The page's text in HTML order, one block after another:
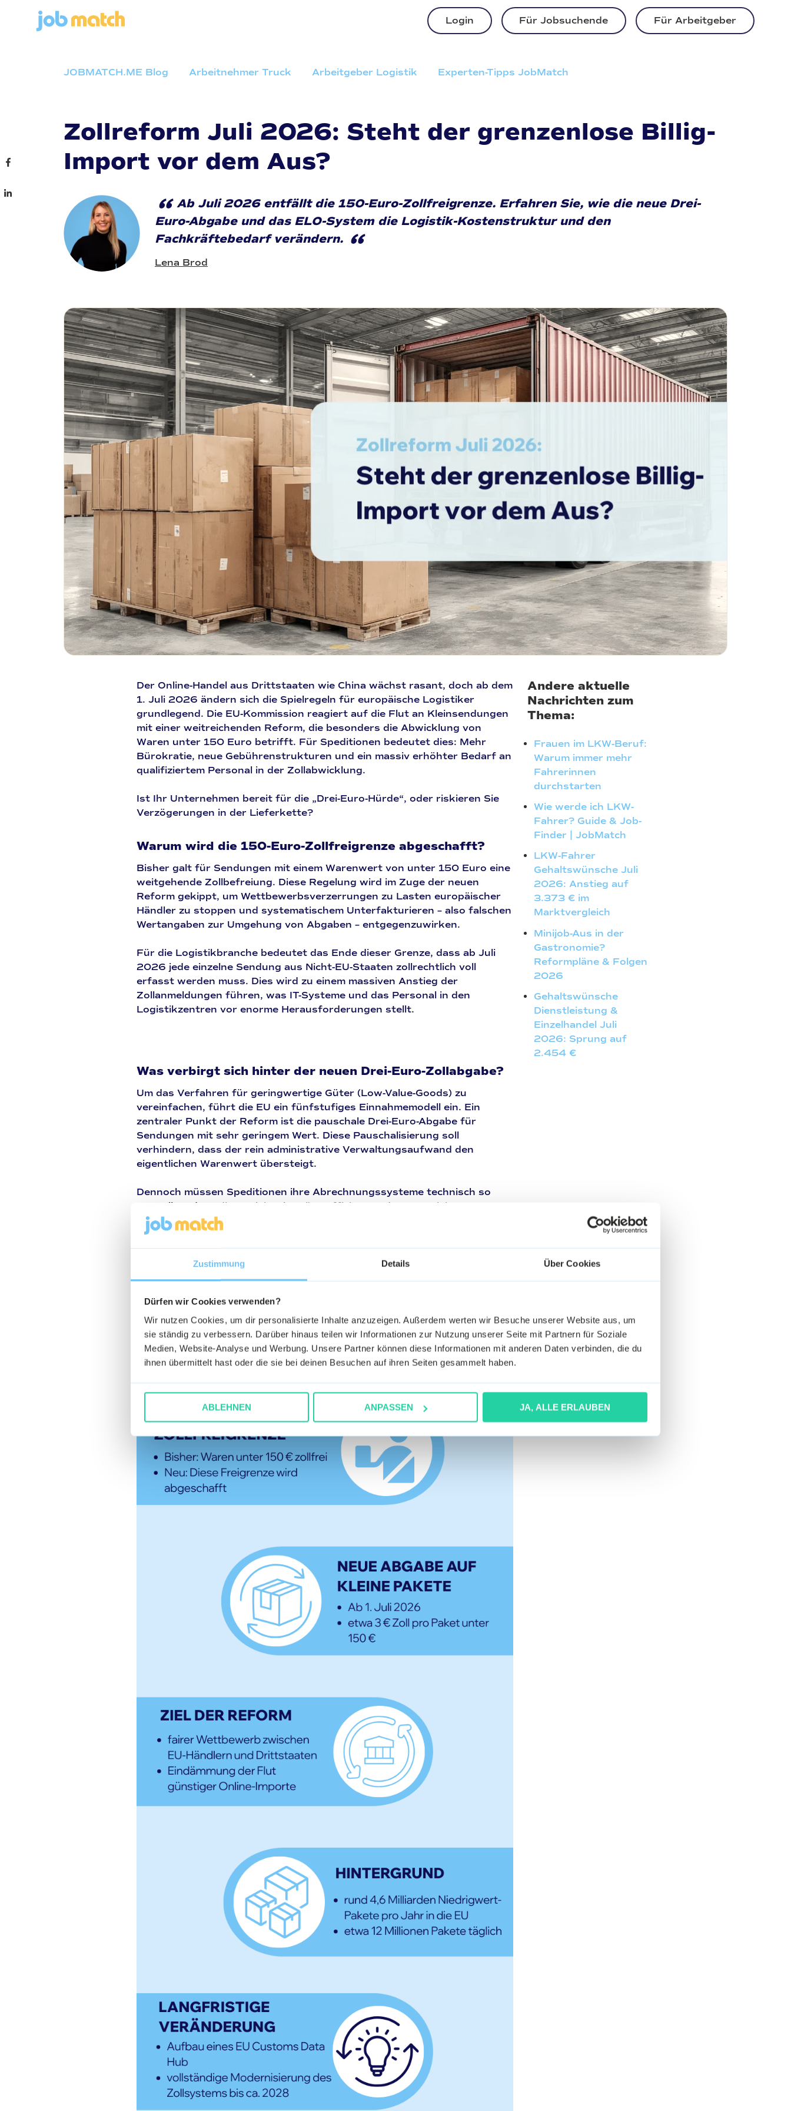
Zustimmung Details Über Cookies
Dürfen wir Cookies verwenden?
Wir nutzen Cookies, um dir personalisierte Inhalte anzuzeigen. Außerdem werten wir Besuche unserer Website aus, um
sie ständig zu verbessern. Darüber hinaus teilen wir Informationen zur Nutzung unserer Seite mit Partnern für Soziale
Medien, Website-Analyse und Werbung. Unsere Partner können diese Informationen mit anderen Daten verbinden, die du
ihnen übermittelt hast oder die sie bei deinen Besuchen auf ihren Seiten gesammelt haben.
ABLEHNEN ANPASSEN JA, ALLE ERLAUBEN
Login Für Jobsuchende Für Arbeitgeber
JOBMATCH.ME Blog Arbeitnehmer Truck Arbeitgeber Logistik Experten-Tipps JobMatch
Zollreform Juli 2026: Steht der grenzenlose Billig-
Import vor dem Aus?
“ Ab Juli 2026 entfällt die 150-Euro-Zollfreigrenze. Erfahren Sie, wie die neue Drei-
Euro-Abgabe und das ELO-System die Logistik-Kostenstruktur und den
Fachkräftebedarf verändern. “
Lena Brod
Der Online-Handel aus Drittstaaten wie China wächst rasant, doch ab dem
1. Juli 2026 ändern sich die Spielregeln für europäische Logistiker
grundlegend. Die EU-Kommission reagiert auf die Flut an Kleinsendungen
mit einer weitreichenden Reform, die besonders die Abwicklung von
Waren unter 150 Euro betrifft. Für Speditionen bedeutet dies: Mehr
Bürokratie, neue Gebührenstrukturen und ein massiv erhöhter Bedarf an
qualifiziertem Personal in der Zollabwicklung.
Ist Ihr Unternehmen bereit für die „Drei-Euro-Hürde“, oder riskieren Sie
Verzögerungen in der Lieferkette?
Warum wird die 150-Euro-Zollfreigrenze abgeschafft?
Bisher galt für Sendungen mit einem Warenwert von unter 150 Euro eine
weitgehende Zollbefreiung. Diese Regelung wird im Zuge der neuen
Reform gekippt, um Wettbewerbsverzerrungen zu Lasten europäischer
Händler zu stoppen und systematischem Unterfakturieren – also falschen
Wertangaben zur Umgehung von Abgaben – entgegenzuwirken.
Für die Logistikbranche bedeutet das Ende dieser Grenze, dass ab Juli
2026 jede einzelne Sendung aus Nicht-EU-Staaten zollrechtlich voll
erfasst werden muss. Dies wird zu einem massiven Anstieg der
Zollanmeldungen führen, was IT-Systeme und das Personal in den
Logistikzentren vor enorme Herausforderungen stellt.
Was verbirgt sich hinter der neuen Drei-Euro-Zollabgabe?
Um das Verfahren für geringwertige Güter (Low-Value-Goods) zu
vereinfachen, führt die EU ein fünfstufiges Einnahmemodell ein. Ein
zentraler Punkt der Reform ist die pauschale Drei-Euro-Abgabe für
Sendungen mit sehr geringem Wert. Diese Pauschalisierung soll
verhindern, dass der rein administrative Verwaltungsaufwand den
eigentlichen Warenwert übersteigt.
Dennoch müssen Speditionen ihre Abrechnungssysteme technisch so
umstellen, dass diese Kleinstbeträge effizient und automatisiert
eingezogen werden können, ohne den Warenfluss an den Hubs zu
stoppen.
Andere aktuelle
Nachrichten zum
Thema:
Frauen im LKW-Beruf:
Warum immer mehr
Fahrerinnen
durchstarten
Wie werde ich LKW-
Fahrer? Guide & Job-
Finder | JobMatch
LKW-Fahrer
Gehaltswünsche Juli
2026: Anstieg auf
3.373 € im
Marktvergleich
Minijob-Aus in der
Gastronomie?
Reformpläne & Folgen
2026
Gehaltswünsche
Dienstleistung &
Einzelhandel Juli
2026: Sprung auf
2.454 €